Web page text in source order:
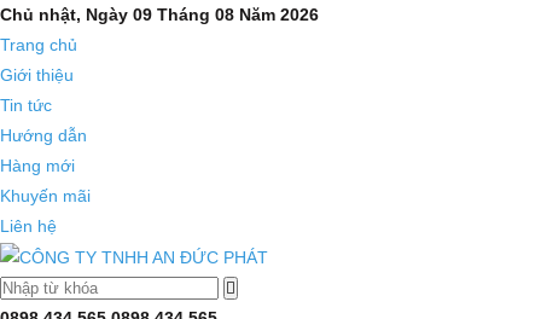
Chủ nhật, Ngày 09 Tháng 08 Năm 2026
Trang chủ
Giới thiệu
Tin tức
Hướng dẫn
Hàng mới
Khuyến mãi
Liên hệ